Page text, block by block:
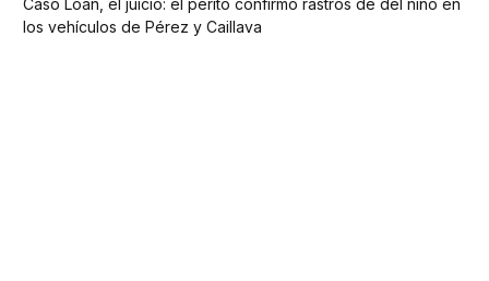
los vehículos de Pérez y Caillava